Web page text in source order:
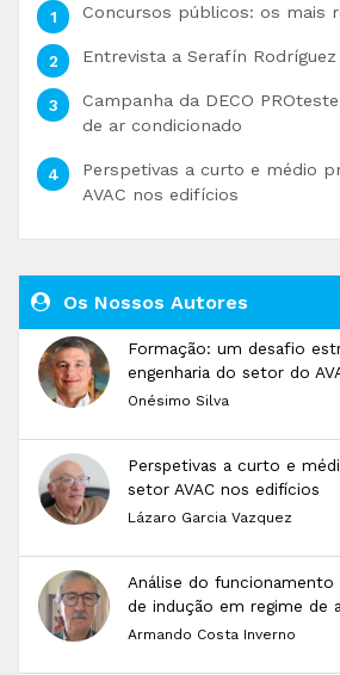
Concursos públicos: os mais
Entrevista a Serafín Rodríguez
Campanha da DECO
de ar condicionado
Perspetivas a curto e médio
AVAC nos edifícios
Os Nossos Autores
Formação: um desafio
engenharia do setor do
Onésimo Silva
Perspetivas a curto e
setor AVAC nos edifícios
Lázaro Garcia Vazquez
Análise do funcionamento
de indução em regime de
Armando Costa Inverno